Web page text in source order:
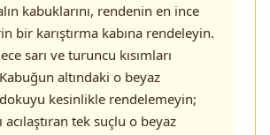
kabuklarını, rendenin en ince
bir karıştırma kabına rendeleyin.
sarı ve turuncu kısımları
altındaki o beyaz
kesinlikle rendelemeyin;
acılaştıran tek suçlu o beyaz